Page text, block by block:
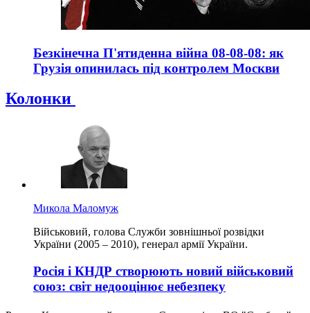
Безкінечна П'ятиденна війна 08-08-08: як
Грузія опинилась під контролем Москви
Колонки
Микола Маломуж
Військовий, голова Служби зовнішньої розвідки
України (2005 – 2010), генерал армії України.
Росія і КНДР створюють новий військовий
союз: світ недооцінює небезпеку